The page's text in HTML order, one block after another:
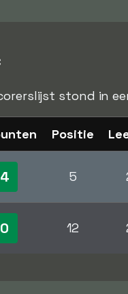
stond in
Positie
5
12